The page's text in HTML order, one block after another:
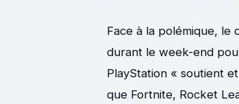
Face à la polémique, le
durant le week-end
PlayStation « soutient
que Fortnite, Rocket